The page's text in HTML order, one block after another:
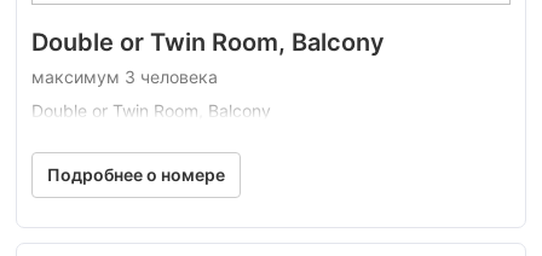
Double or Twin Room, Balcony
максимум 3 человека
Double or Twin Room, Balcony
Подробнее о номере